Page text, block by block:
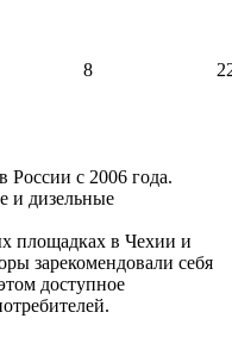
8
России с 2006 года.
и дизельные
площадках в Чехии и
зарекомендовали себя
доступное